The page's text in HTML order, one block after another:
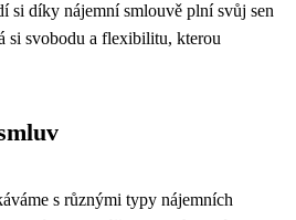
si díky nájemní smlouvě plní svůj sen
si svobodu a flexibilitu, kterou
s různými typy nájemních